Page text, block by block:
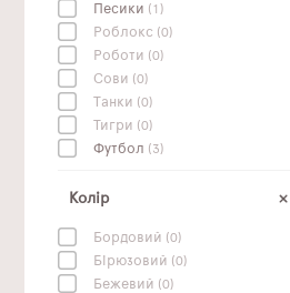
Песики (1)
Роблокс (0)
Роботи (0)
Сови (0)
Танки (0)
Тигри (0)
Футбол (3)
Колір
Бордовий (0)
Бірюзовий (0)
Бежевий (0)